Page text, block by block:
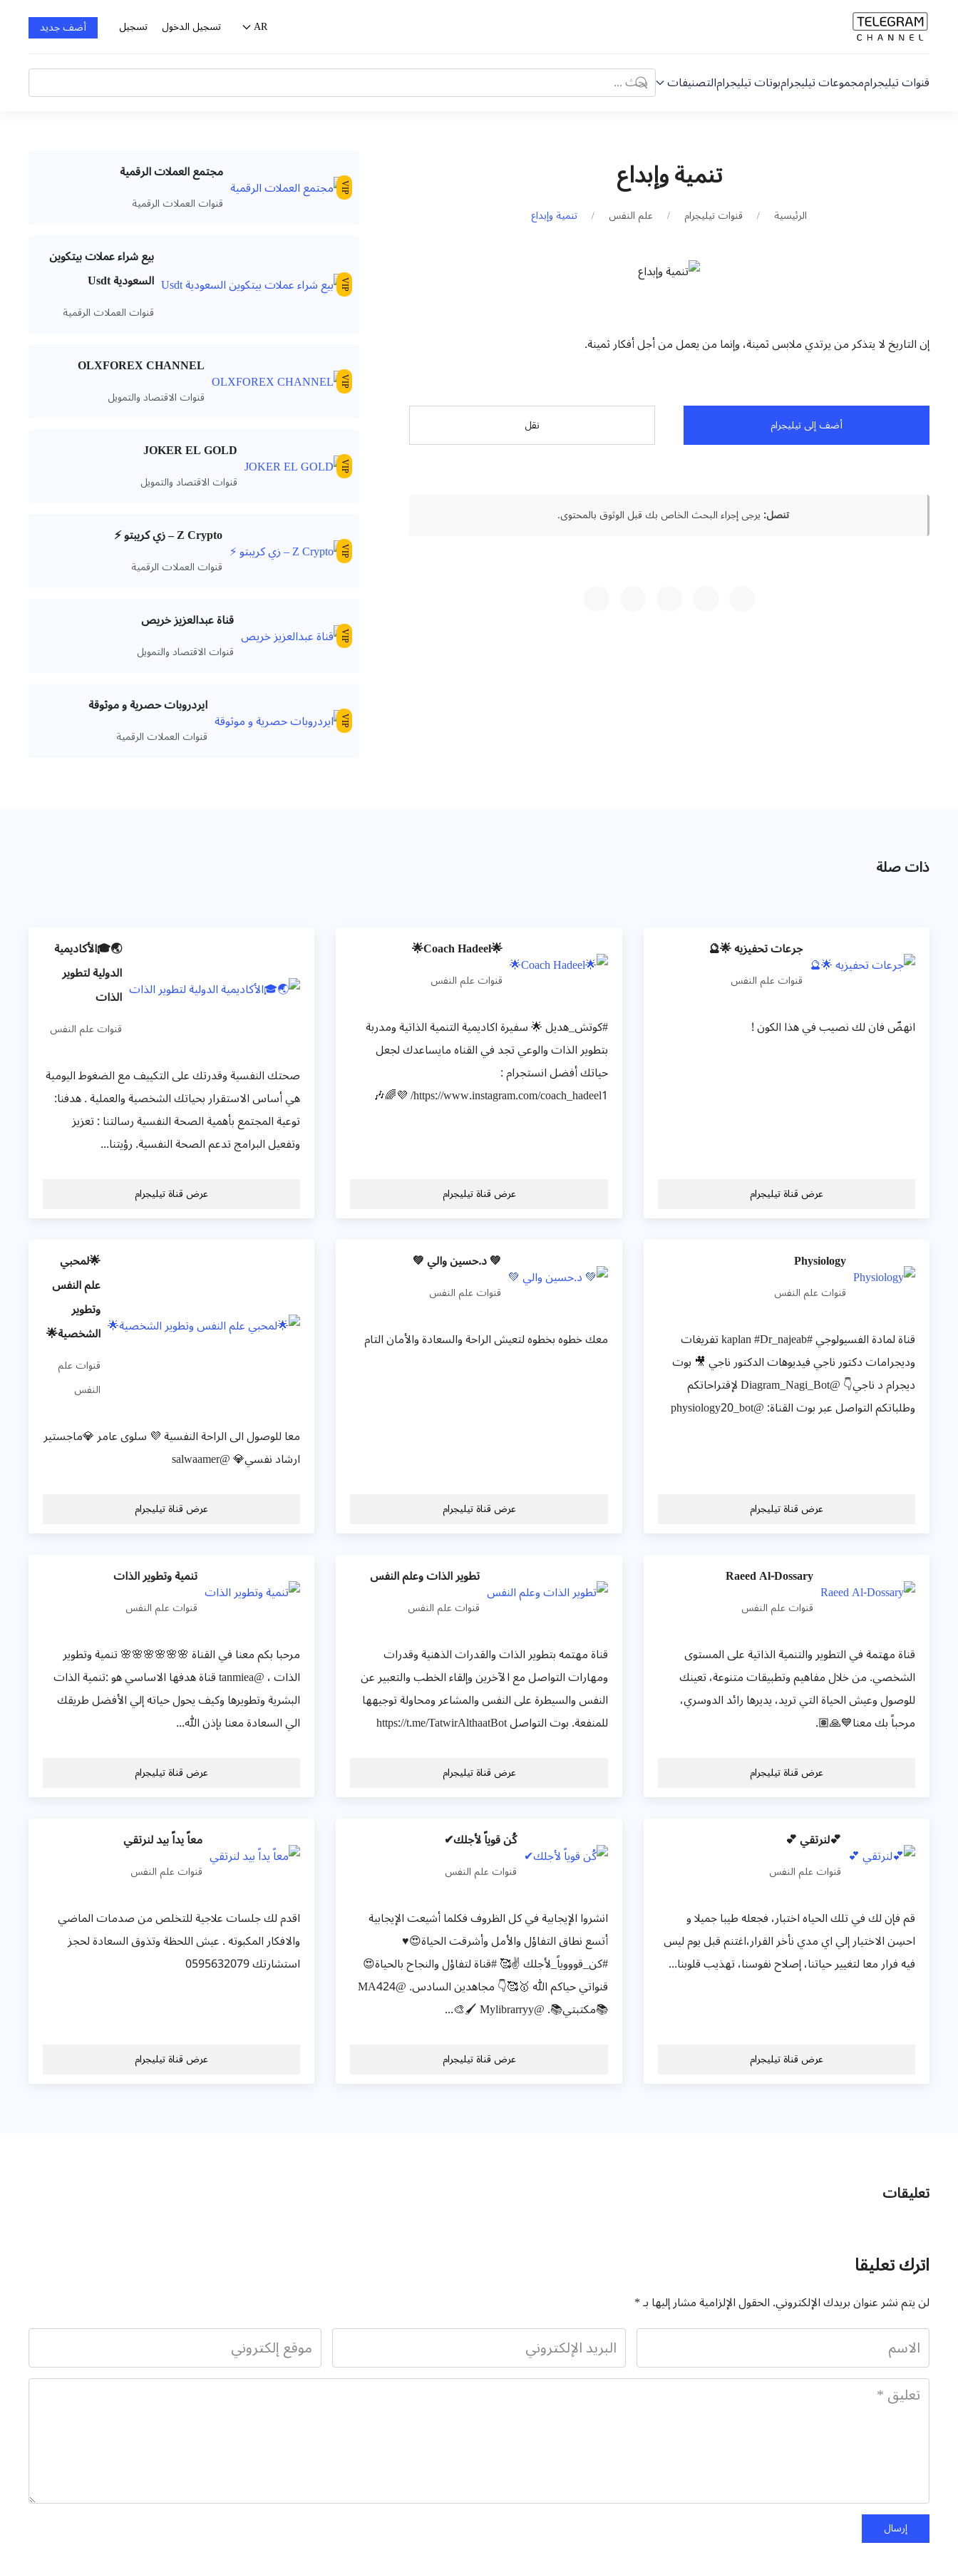
AR تسجيل الدخول تسجيل أضف جديد
قنوات تيليجراممجموعات تيليجرامبوتات تيليجرامالتصنيفات
تنمية وإبداع
الرئيسية قنوات تيليجرام علم النفس تنمية وإبداع
إن التاريخ لا يتذكر من يرتدي ملابس ثمينة، وإنما من يعمل من أجل أفكار ثمينة.
أضف إلى تيليجرام نقل
تنصل:يرجى إجراء البحث الخاص بك قبل الوثوق بالمحتوى.
VIP
مجتمع العملات الرقمية
قنوات العملات الرقمية
VIP
بيع شراء عملات بيتكوين
السعودية Usdt
قنوات العملات الرقمية
VIP
OLXFOREX CHANNEL
قنوات الاقتصاد والتمويل
VIP
JOKER EL GOLD
قنوات الاقتصاد والتمويل
VIP
Z Crypto – زي كريبتو ⚡️
قنوات العملات الرقمية
VIP
قناة عبدالعزيز خريص
قنوات الاقتصاد والتمويل
VIP
ايردروبات حصرية و موثوقة
قنوات العملات الرقمية
ذات صلة
جرعات تحفيزيه 🌟🔮
قنوات علم النفس
انهضّ فان لك نصيب في هذا الكون !
عرض قناة تيليجرام
🌟Coach Hadeel🌟
قنوات علم النفس
#كوتش_هديل 🌟 سفيرة اكاديمية التنمية الذاتية ومدربة
بتطوير الذات والوعي تجد في القناه مايساعدك لجعل
حياتك أفضل انستجرام :
https://www.instagram.com/coach_hadeel1/ 💜🌈🎶
عرض قناة تيليجرام
🌏🎓الأكاديمية
الدولية لتطوير
الذات
قنوات علم النفس
صحتك النفسية وقدرتك على التكييف مع الضغوط اليومية
هي أساس الاستقرار بحياتك الشخصية والعملية . هدفنا:
توعية المجتمع بأهمية الصحة النفسية رسالتنا : تعزيز
وتفعيل البرامج تدعم الصحة النفسية. رؤيتنا...
عرض قناة تيليجرام
Physiology
قنوات علم النفس
قناة لمادة الفسيولوجي #kaplan #Dr_najeab تفريغات
وديجرامات دكتور ناجي فيديوهات الدكتور ناجي 🎥 بوت
ديجرام د ناجي👇 @Diagram_Nagi_Bot لإقتراحاتكم
وطلباتكم التواصل عبر بوت القناة: @physiology20_bot
عرض قناة تيليجرام
💚 د.حسين والي 💚
قنوات علم النفس
معك خطوه بخطوه لتعيش الراحة والسعادة والأمان التام
عرض قناة تيليجرام
🌟لمحبي
علم النفس
وتطوير
الشخصية🌟
قنوات علم
النفس
معا للوصول الى الراحة النفسية 💜 سلوى عامر 💎ماجستير
ارشاد نفسي💎 @salwaamer
عرض قناة تيليجرام
Raeed Al-Dossary
قنوات علم النفس
قناة مهتمة في التطوير والتنمية الذاتية على المستوى
الشخصي. من خلال مفاهيم وتطبيقات متنوعة، تعينك
للوصول وعيش الحياة التي تريد، يديرها رائد الدوسري،
مرحباً بك معنا💙🙏🏽.
عرض قناة تيليجرام
تطوير الذات وعلم النفس
قنوات علم النفس
قناة مهتمه بتطوير الذات والقدرات الذهنية وقدرات
ومهارات التواصل مع الآخرين وإلقاء الخطب والتعبير عن
النفس والسيطرة على النفس والمشاعر ومحاولة توجيهها
للمنفعة. بوت التواصل https://t.me/TatwirAlthaatBot
عرض قناة تيليجرام
تنمية وتطوير الذات
قنوات علم النفس
مرحبا بكم معنا في القناة 🌸🌸🌸🌸🌸🌸 تنمية وتطوير
الذات ، @tanmiea قناة هدفها الاساسي هو :تنمية الذات
البشرية وتطويرها وكيف يحول حياته إلي الأفضل طريقك
الي السعادة معنا بإذن الله...
عرض قناة تيليجرام
💕لنرتقي 💕
قنوات علم النفس
قم فإن لك في تلك الحياه اختبار، فجعله طيبا جميلا و
احسِن الاختيار إلي اي مدي نأخر القرار،اغتنم قبل يوم ليس
فيه فرار معا لتغيير حياتنا، إصلاح نفوسنا، تهذيب قلوبنا...
عرض قناة تيليجرام
كُن قوياً لأجلك✔
قنوات علم النفس
انشروا الإيجابية في كل الظروف فكلما أشيعت الإيجابية
أتسع نطاق التفاؤل والأمل وأشرقت الحياة😍♥️
#كن_قوووياً_لأجلك ✌️🥰 #قناة لتفاؤل والنجاح بالحياة😍
قنواتي حياكم الله 🥇🥰👇 مجاهدين السادس. @MA424
📚مكتبتي📚. @Mylibrarryy 🖌️🎨...
عرض قناة تيليجرام
معاً يداً بيد لنرتقي
قنوات علم النفس
اقدم لك جلسات علاجية للتخلص من صدمات الماضي
والافكار المكبوته . عيش اللحظة وتذوق السعادة لحجز
استشارتك 0595632079
عرض قناة تيليجرام
تعليقات
اترك تعليقا
لن يتم نشر عنوان بريدك الإلكتروني.الحقول الإلزامية مشار إليها بـ*
إرسال